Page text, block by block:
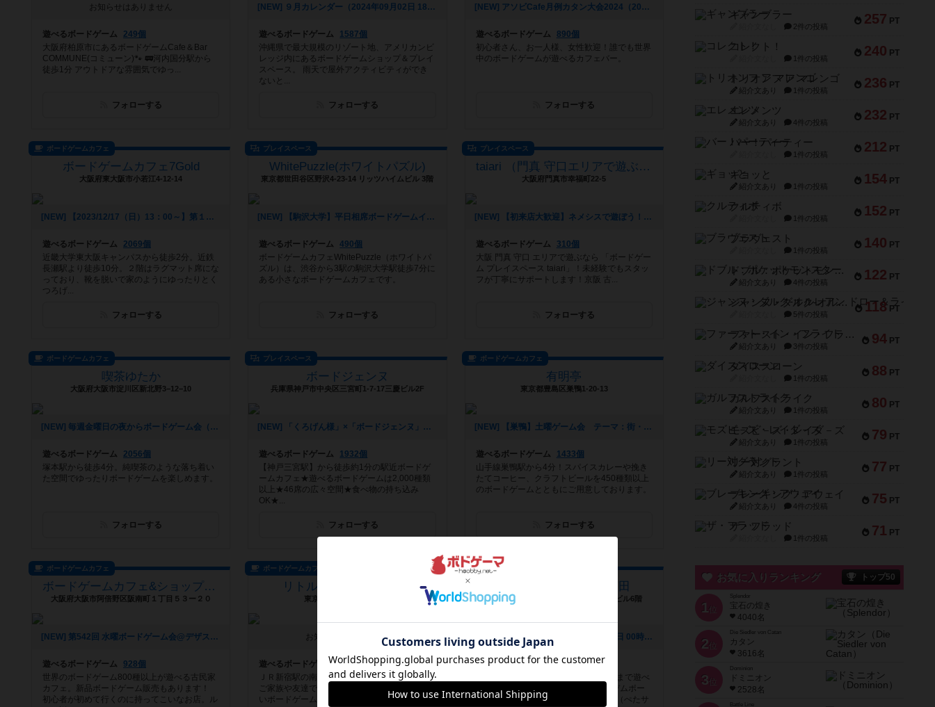
お知らせはありません
遊べるボードゲーム
249個
大阪府柏原市にあるボードゲームCafe＆Bar
COMMUNE(コミューン)🐾 🚃河内国分駅から
徒歩1分 アウトドアな雰囲気でゆっ...
フォローする
[NEW] ９月カレンダー（2024年09月02日 18時45分）
遊べるボードゲーム
1587個
沖縄県で最大規模のリゾート地、アメリカンビ
レッジ内にあるボードゲームショップ＆プレイ
スペース。 雨天で屋外アクティビティができ
ないと...
フォローする
[NEW] アソビCafe月例カタン大会2024（2024年08月02日 18時13分）
遊べるボードゲーム
890個
初心者さん、お一人様、女性歓迎！誰でも世界
中のボードゲームが遊べるカフェバー。
フォローする
ボードゲームカフェ
ボードゲームカフェ7Gold
大阪府東大阪市小若江4-12-14
[NEW] 【2023/12/17（日）13：00～】第１回七金ウォーハンマー部（2023年12月06日 16時25分）
遊べるボードゲーム
2069個
近畿大学東大阪キャンパスから徒歩2分。近鉄
長瀬駅より徒歩10分。２階はラグマット席にな
っており、靴を脱いで家のようにゆったりとく
つろげ...
フォローする
プレイスペース
WhitePuzzle(ホワイトパズル)
東京都世田谷区野沢4-23-14 リッツハイムビル 3階
[NEW] 【駒沢大学】平日相席ボードゲームイベント開催します！！（2023年02月14日 11時49分）
遊べるボードゲーム
490個
ボードゲームカフェWhitePuzzle（ホワイトパ
ズル）は、渋谷から3駅の駒沢大学駅徒歩7分に
ある小さなボードゲームカフェです。
フォローする
プレイスペース
taiari （門真 守口エリアで遊ぶなら！）
大阪府門真市幸福町22-5
[NEW] 【初来店大歓迎】ネメシスで遊ぼう！会【大阪 門真市 京阪 古川橋駅 徒歩5分】（2023年01月24日 20時49分）
遊べるボードゲーム
310個
大阪 門真 守口 エリアで遊ぶなら 「ボードゲー
ム プレイスペース taiari」！未経験でもスタッ
フが丁寧にサポートします！京阪 古...
フォローする
ボードゲームカフェ
喫茶ゆたか
大阪府大阪市淀川区新北野3−12−10
[NEW] 毎週金曜日の夜からボードゲーム会（2022年06月12日 10時55分）
遊べるボードゲーム
2056個
塚本駅から徒歩4分。純喫茶のような落ち着い
た空間でゆったりボードゲームを楽しめます。
フォローする
プレイスペース
ボードジェンヌ
兵庫県神戸市中央区三宮町1-7-17三慶ビル2F
[NEW] 「くろげん様」×「ボードジェンヌ」コラボイベント『クロジェンヌ会』（2021年02月13日 14時21分）
遊べるボードゲーム
1932個
【神戸三宮駅】から徒歩約1分の駅近ボードゲ
ームカフェ★遊べるボードゲームは2,000種類
以上★46席の広々空間★食べ物の持ち込み
OK★...
フォローする
ボードゲームカフェ
有明亭
東京都豊島区巣鴨1-20-13
[NEW] 【巣鴨】土曜ゲーム会 テーマ：街・地名のゲーム（2020年12月02日 17時54分）
遊べるボードゲーム
1433個
山手線巣鴨駅から4分！スパイスカレーや挽き
たてコーヒー、クラフトビールを450種類以上
のボードゲームとともにご用意しております。
フォローする
ボードゲームカフェ
ボードゲームカフェ&ショップ-デザート＊スプーン(デザスプ)
大阪府大阪市阿倍野区阪南町１丁目５３ー２０
[NEW] 第542回 水曜ボードゲーム会@デザスプ（2020年06月08日 01時35分）
遊べるボードゲーム
928個
世界のボードゲーム800種以上が遊べる古民家
カフェ。新品ボードゲーム販売もあります！
初心者が初めて行くのに持ってこいなお店。ル
ボードゲームカフェ
リトルケイブ新宿南口店
東京都渋谷区代々木2-6-8
お知らせはありません
遊べるボードゲーム 1961個
ＪＲ新宿駅の南口から徒歩２分 お一人様でも
ご家族や友達でも遊べる 料理とお酒の美味し
いボードゲームカフェです
バー
GameCafe&Bar Eifer蒲田
東京都大田区大田区蒲田4-29-1 楓葵ビル6階
[NEW] 年末ボドゲ会（2019年11月27日 00時43分）
遊べるボードゲーム 981個
JR蒲田または京急蒲田駅徒歩5分。朝まで遊べ
るゲームバーです！ テキサスホールデムポー
カー会、TRPG会、オープンゲーム会（ぺたサ
257 PT
ギャンブラー
2件の投稿
240 PT
コレクト！
1件の投稿
236 PT
トリオンフ ア マレンゴ
紹介文あり 1件の投稿
232 PT
エレメンツ
紹介文あり 4件の投稿
212 PT
バー！パーティー
1件の投稿
154 PT
ギョッと
紹介文あり 1件の投稿
152 PT
クルティボ
1件の投稿
140 PT
ブラヴェスト
1件の投稿
122 PT
ドブル：ポケットモンスター
紹介文あり 4件の投稿
118 PT
ジャンヌ・ダルク-オルレアン ドロー＆ライト
5件の投稿
94 PT
ファースト・イン・フライト
紹介文あり 3件の投稿
88 PT
ダイススローン
1件の投稿
80 PT
ガルフストライク
紹介文あり 1件の投稿
79 PT
モズビ－ズ・レイダ－ズ
紹介文あり 1件の投稿
77 PT
リー対グラント
紹介文あり 1件の投稿
75 PT
ブレーキング・アウェイ
紹介文あり 4件の投稿
71 PT
ザ・フラッド
1件の投稿
お気に入りランキング トップ50
1 位
宝石の煌き
4040名
2 位
Die Siedler von Catan
カタン
3616名
3 位
ドミニオン
2528名
Battle Line